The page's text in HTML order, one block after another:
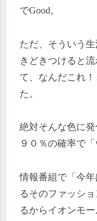
でGood。
ただ、そういう
きどきつけると
て、なんだこれ
た。
絶対そんな色に
９０％の確率で「
情報番組で「今
るそのファッシ
るからイオンモ